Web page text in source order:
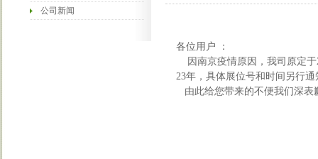
公司新闻
各位用户 ：
因南京疫情原因，我司原定于
23年，具体展位号和时间另行通
由此给您带来的不便我们深表